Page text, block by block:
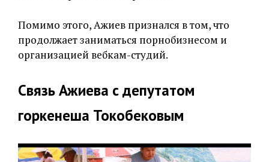
Помимо этого, Ажиев признался в том, что
продолжает заниматься порнобизнесом и
организацией вебкам-студий.
Связь Ажиева с депутатом
горкенеша Токобековым